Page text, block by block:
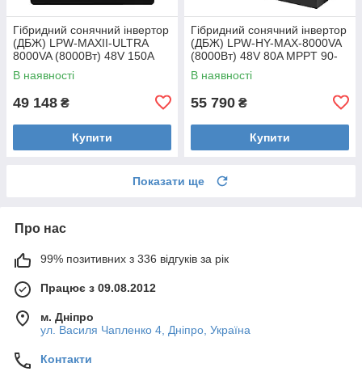
Гібридний сонячний інвертор
(ДБЖ) LPW-MAXII-ULTRA
8000VA (8000Вт) 48V 150A
MPPT 90-450V ON-OFF GRID
Уцінка
В наявності
49 148 ₴
Купити
Гібридний сонячний інвертор
(ДБЖ) LPW-HY-MAX-8000VA
(8000Вт) 48V 80A MPPT 90-
450V Уцінка
В наявності
55 790 ₴
Купити
Показати ще
Про нас
99% позитивних з 336 відгуків за рік
Працює з 09.08.2012
м. Дніпро
ул. Василя Чапленко 4, Дніпро, Україна
Контакти